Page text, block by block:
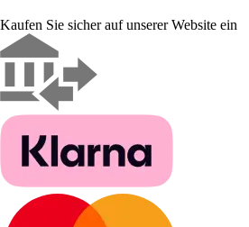
Kaufen Sie sicher auf unserer Website ein